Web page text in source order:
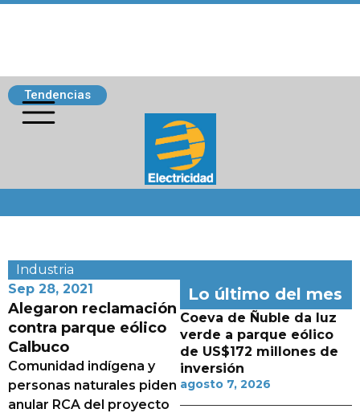
Tendencias
Industria
Sep 28, 2021
Alegaron reclamación
contra parque eólico
Calbuco
Comunidad indígena y
personas naturales piden
anular RCA del proyecto
Lo último del mes
Coeva de Ñuble da luz
verde a parque eólico
de US$172 millones de
inversión
agosto 7, 2026